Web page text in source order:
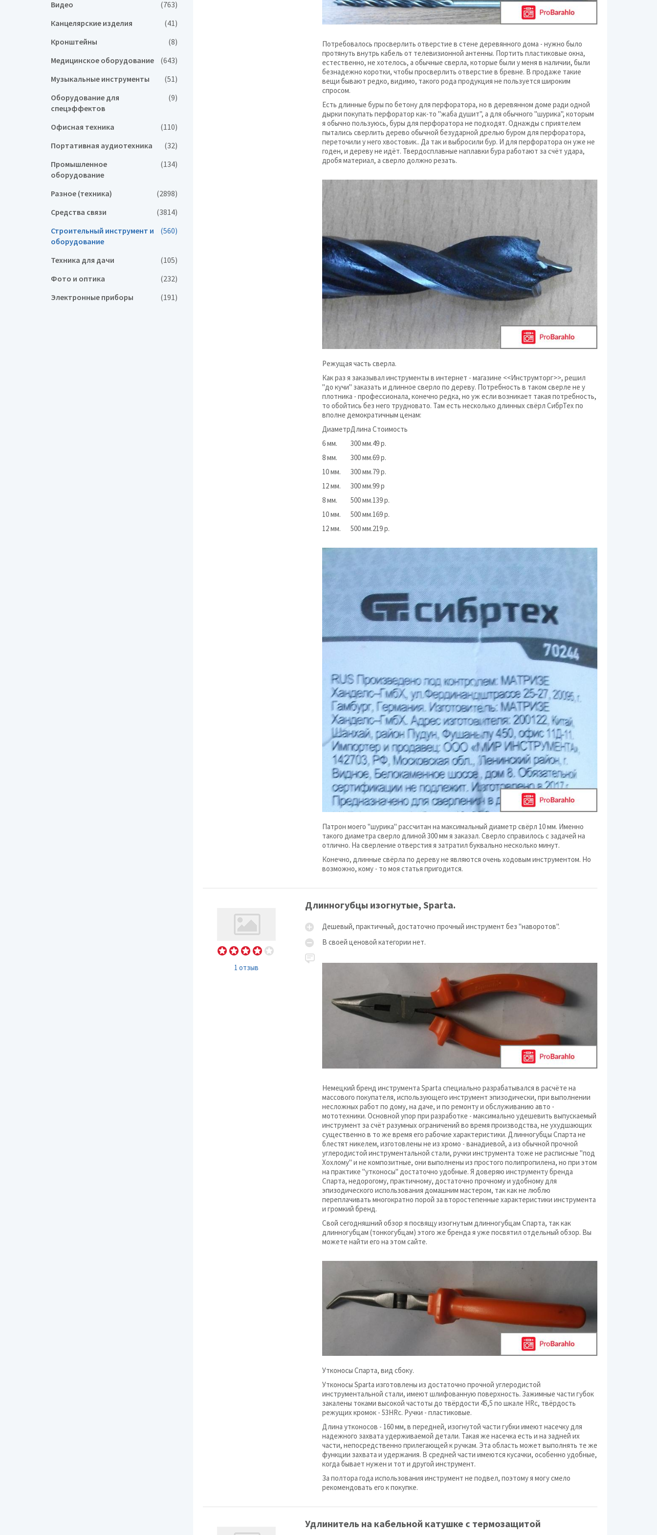
Потребовалось просверлить отверстие в стене деревянного дома - нужно было
протянуть внутрь кабель от телевизионной антенны. Портить пластиковые окна,
естественно, не хотелось, а обычные сверла, которые были у меня в наличии, были
безнадежно коротки, чтобы просверлить отверстие в бревне. В продаже такие
вещи бывают редко, видимо, такого рода продукция не пользуется широким
спросом.
Есть длинные буры по бетону для перфоратора, но в деревянном доме ради одной
дырки покупать перфоратор как-то "жаба душит", а для обычного "шурика", которым
я обычно пользуюсь, буры для перфоратора не подходят. Однажды с приятелем
пытались сверлить дерево обычной безударной дрелью буром для перфоратора,
переточили у него хвостовик.. Да так и выбросили бур. И для перфоратора он уже не
годен, и дереву не идёт. Твердосплавные наплавки бура работают за счёт удара,
дробя материал, а сверло должно резать.
Режущая часть сверла.
Как раз я заказывал инструменты в интернет - магазине <<Инструмторг>>, решил
"до кучи" заказать и длинное сверло по дереву. Потребность в таком сверле не у
плотника - профессионала, конечно редка, но уж если возникает такая потребность,
то обойтись без него трудновато. Там есть несколько длинных свёрл СибрТех по
вполне демократичным ценам:
ДиаметрДлина Стоимость
6 мм.
300 мм.49 р.
8 мм.
300 мм.69 р.
10 мм.
300 мм.79 р.
12 мм.
300 мм.99 р
8 мм.
500 мм.139 р.
10 мм.
500 мм.169 р.
12 мм.
500 мм.219 р.
Патрон моего "шурика" рассчитан на максимальный диаметр свёрл 10 мм. Именно
такого диаметра сверло длиной 300 мм я заказал. Сверло справилось с задачей на
отлично. На сверление отверстия я затратил буквально несколько минут.
Конечно, длинные свёрла по дереву не являются очень ходовым инструментом. Но
возможно, кому - то моя статья пригодится.
1 отзыв
Длинногубцы изогнутые, Sparta.
Дешевый, практичный, достаточно прочный инструмент без "наворотов".
В своей ценовой категории нет.
Немецкий бренд инструмента Sparta специально разрабатывался в расчёте на
массового покупателя, использующего инструмент эпизодически, при выполнении
несложных работ по дому, на даче, и по ремонту и обслуживанию авто -
мототехники. Основной упор при разработке - максимально удешевить выпускаемый
инструмент за счёт разумных ограничений во время производства, не ухудшающих
существенно в то же время его рабочие характеристики. Длинногубцы Спарта не
блестят никелем, изготовлены не из хромо - ванадиевой, а из обычной прочной
углеродистой инструментальной стали, ручки инструмента тоже не расписные "под
Хохлому" и не композитные, они выполнены из простого полипропилена, но при этом
на практике "утконосы" достаточно удобные. Я доверяю инструменту бренда
Спарта, недорогому, практичному, достаточно прочному и удобному для
эпизодического использования домашним мастером, так как не люблю
переплачивать многократно порой за второстепенные характеристики инструмента
и громкий бренд.
Свой сегодняшний обзор я посвящу изогнутым длинногубцам Спарта, так как
длинногубцам (тонкогубцам) этого же бренда я уже посвятил отдельный обзор. Вы
можете найти его на этом сайте.
Утконосы Спарта, вид сбоку.
Утконосы Sparta изготовлены из достаточно прочной углеродистой
инструментальной стали, имеют шлифованную поверхность. Зажимные части губок
закалены токами высокой частоты до твёрдости 45,5 по шкале HRc, твёрдость
режущих кромок - 53HRc. Ручки - пластиковые.
Длина утконосов - 160 мм, в передней, изогнутой части губки имеют насечку для
надежного захвата удерживаемой детали. Такая же насечка есть и на задней их
части, непосредственно прилегающей к ручкам. Эта область может выполнять те же
функции захвата и удержания. В средней части имеются кусачки, особенно удобные,
когда бывает нужен и тот и другой инструмент.
За полтора года использования инструмент не подвел, поэтому я могу смело
рекомендовать его к покупке.
Удлинитель на кабельной катушке с термозащитой
Видео (763)
Канцелярские изделия (41)
Кронштейны (8)
Медицинское оборудование (643) Медицинское
Музыкальные инструменты (51) Музыкальные
Оборудование для
спецэффектов
(9)
Офисная техника (110)
Портативная аудиотехника (32) Портативная
Промышленное
оборудование
(134)
Разное (техника) (2898)
Средства связи (3814)
Строительный инструмент и
оборудование
(560)
Техника для дачи (105)
Фото и оптика (232)
Электронные приборы (191)